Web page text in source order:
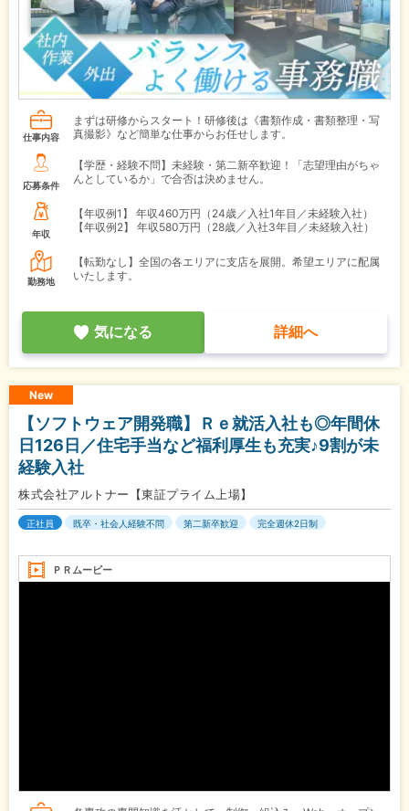
仕事内容
まずは研修からスタート！研修後は《書類作成・書類整理・写
真撮影》など簡単な仕事からお任せします。
応募条件
【学歴・経験不問】未経験・第二新卒歓迎！「志望理由がちゃ
んとしているか」で合否は決めません。
年収
【年収例1】
年収460万円（24歳／入社1年目／未経験入社）
【年収例2】
年収580万円（28歳／入社3年目／未経験入社）
勤務地
【転勤なし】全国の各エリアに支店を展開。希望エリアに配属
いたします。
気になる 詳細へ
New
【ソフトウェア開発職】Ｒｅ就活入社も◎年間休
日126日／住宅手当など福利厚生も充実♪9割が未
経験入社
株式会社アルトナー【東証プライム上場】
正社員 既卒・社会人経験不問 第二新卒歓迎 完全週休2日制
ＰＲムービー